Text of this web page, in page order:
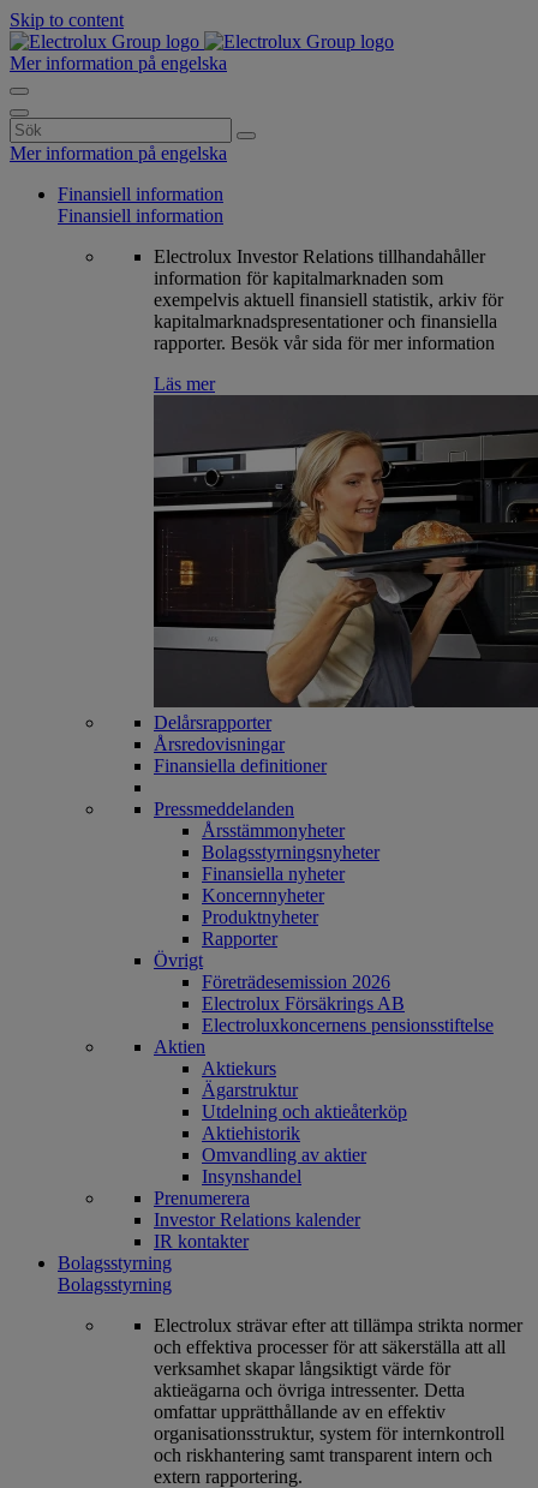
Skip to content
Mer information på engelska
Search
for:
Mer information på engelska
Finansiell information
Finansiell information
Electrolux Investor Relations tillhandahåller
information för kapitalmarknaden som
exempelvis aktuell finansiell statistik, arkiv för
kapitalmarknadspresentationer och finansiella
rapporter. Besök vår sida för mer information
Läs mer
Delårsrapporter
Årsredovisningar
Finansiella definitioner
Pressmeddelanden
Årsstämmonyheter
Bolagsstyrningsnyheter
Finansiella nyheter
Koncernnyheter
Produktnyheter
Rapporter
Övrigt
Företrädesemission 2026
Electrolux Försäkrings AB
Electroluxkoncernens pensionsstiftelse
Aktien
Aktiekurs
Ägarstruktur
Utdelning och aktieåterköp
Aktiehistorik
Omvandling av aktier
Insynshandel
Prenumerera
Investor Relations kalender
IR kontakter
Bolagsstyrning
Bolagsstyrning
Electrolux strävar efter att tillämpa strikta normer
och effektiva processer för att säkerställa att all
verksamhet skapar långsiktigt värde för
aktieägarna och övriga intressenter. Detta
omfattar upprätthållande av en effektiv
organisationsstruktur, system för internkontroll
och riskhantering samt transparent intern och
extern rapportering.